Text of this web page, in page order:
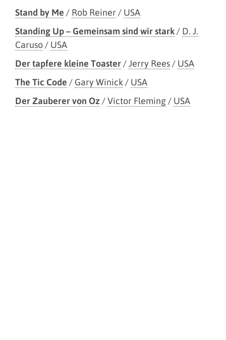
Stand by Me / Rob Reiner / USA
Standing Up – Gemeinsam sind wir stark/ D. J.
Caruso/ USA
Der tapfere kleine Toaster/Jerry Rees/ USA
The Tic Code / Gary Winick / USA
Der Zauberer von Oz /Victor Fleming/ USA